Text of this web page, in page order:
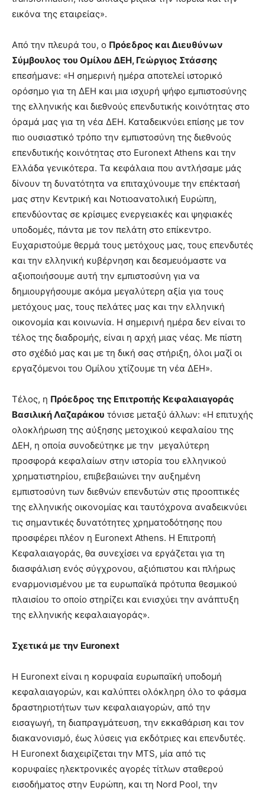
εικόνα της εταιρείας».
Από την πλευρά του, ο Πρόεδρος και Διευθύνων
Σύμβουλος του Ομίλου ΔΕΗ, Γεώργιος Στάσσης
επεσήμανε: «Η σημερινή ημέρα αποτελεί ιστορικό
ορόσημο για τη ΔΕΗ και μια ισχυρή ψήφο εμπιστοσύνης
της ελληνικής και διεθνούς επενδυτικής κοινότητας στο
όραμά μας για τη νέα ΔΕΗ. Καταδεικνύει επίσης με τον
πιο ουσιαστικό τρόπο την εμπιστοσύνη της διεθνούς
επενδυτικής κοινότητας στο Euronext Athens και την
Ελλάδα γενικότερα. Τα κεφάλαια που αντλήσαμε μάς
δίνουν τη δυνατότητα να επιταχύνουμε την επέκτασή
μας στην Κεντρική και Νοτιοανατολική Ευρώπη,
επενδύοντας σε κρίσιμες ενεργειακές και ψηφιακές
υποδομές, πάντα με τον πελάτη στο επίκεντρο.
Ευχαριστούμε θερμά τους μετόχους μας, τους επενδυτές
και την ελληνική κυβέρνηση και δεσμευόμαστε να
αξιοποιήσουμε αυτή την εμπιστοσύνη για να
δημιουργήσουμε ακόμα μεγαλύτερη αξία για τους
μετόχους μας, τους πελάτες μας και την ελληνική
οικονομία και κοινωνία. Η σημερινή ημέρα δεν είναι το
τέλος της διαδρομής, είναι η αρχή μιας νέας. Με πίστη
στο σχέδιό μας και με τη δική σας στήριξη, όλοι μαζί οι
εργαζόμενοι του Ομίλου χτίζουμε τη νέα ΔΕΗ».
Τέλος, η Πρόεδρος της Επιτροπής Κεφαλαιαγοράς
Βασιλική Λαζαράκου τόνισε μεταξύ άλλων: «Η επιτυχής
ολοκλήρωση της αύξησης μετοχικού κεφαλαίου της
ΔΕΗ, η οποία συνοδεύτηκε με την μεγαλύτερη
προσφορά κεφαλαίων στην ιστορία του ελληνικού
χρηματιστηρίου, επιβεβαιώνει την αυξημένη
εμπιστοσύνη των διεθνών επενδυτών στις προοπτικές
της ελληνικής οικονομίας και ταυτόχρονα αναδεικνύει
τις σημαντικές δυνατότητες χρηματοδότησης που
προσφέρει πλέον η Euronext Athens. Η Επιτροπή
Κεφαλαιαγοράς, θα συνεχίσει να εργάζεται για τη
διασφάλιση ενός σύγχρονου, αξιόπιστου και πλήρως
εναρμονισμένου με τα ευρωπαϊκά πρότυπα θεσμικού
πλαισίου το οποίο στηρίζει και ενισχύει την ανάπτυξη
της ελληνικής κεφαλαιαγοράς».
Σχετικά με την Euronext
Η Euronext είναι η κορυφαία ευρωπαϊκή υποδομή
κεφαλαιαγορών, και καλύπτει ολόκληρη όλο το φάσμα
δραστηριοτήτων των κεφαλαιαγορών, από την
εισαγωγή, τη διαπραγμάτευση, την εκκαθάριση και τον
διακανονισμό, έως λύσεις για εκδότριες και επενδυτές.
Η Euronext διαχειρίζεται την MTS, μία από τις
κορυφαίες ηλεκτρονικές αγορές τίτλων σταθερού
εισοδήματος στην Ευρώπη, και τη Nord Pool, την